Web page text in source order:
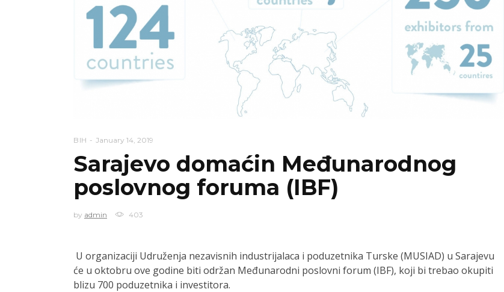
BIH January 14, 2019
Sarajevo domaćin Međunarodnog
poslovnog foruma (IBF)
by admin 403
U organizaciji Udruženja nezavisnih industrijalaca i poduzetnika Turske (MUSIAD) u Sarajevu
će u oktobru ove godine biti održan Međunarodni poslovni forum (IBF), koji bi trebao okupiti
blizu 700 poduzetnika i investitora.